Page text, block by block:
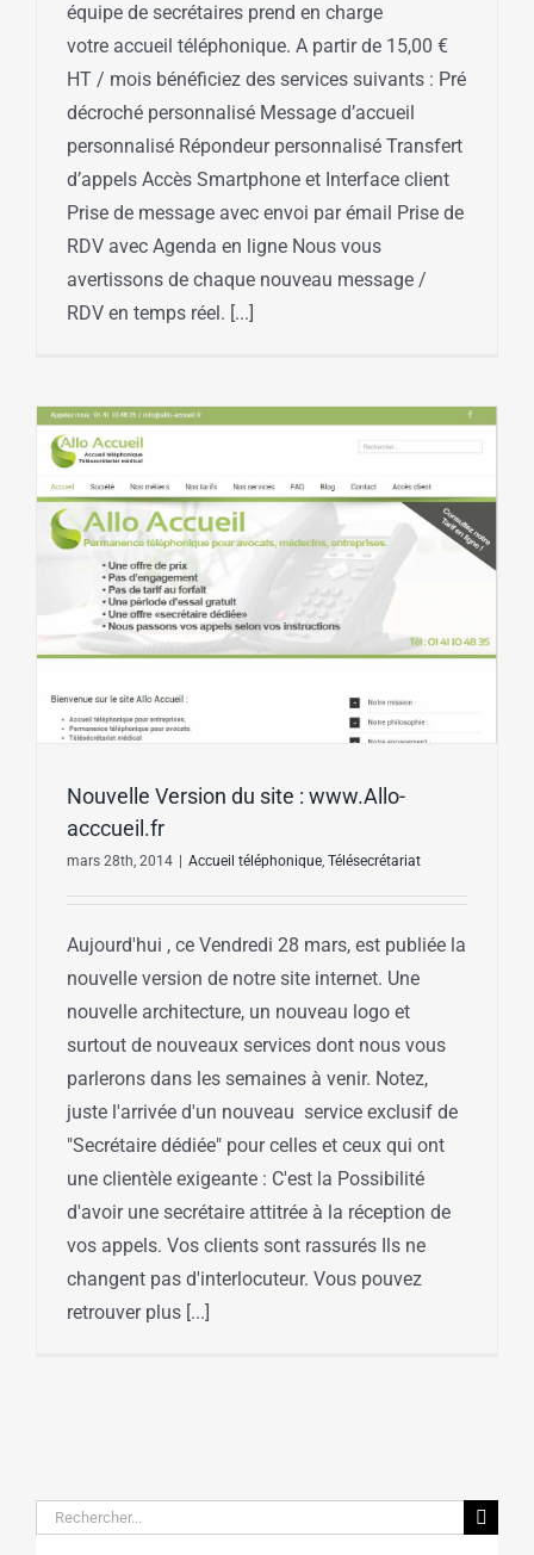
équipe de secrétaires prend en charge
votre accueil téléphonique. A partir de 15,00 €
HT / mois bénéficiez des services suivants : Pré
décroché personnalisé Message d’accueil
personnalisé Répondeur personnalisé Transfert
d’appels Accès Smartphone et Interface client
Prise de message avec envoi par émail Prise de
RDV avec Agenda en ligne Nous vous
avertissons de chaque nouveau message /
RDV en temps réel. [...]
Nouvelle Version du site : www.Allo-
acccueil.fr
mars 28th, 2014 Accueil téléphonique, Télésecrétariat
Aujourd'hui , ce Vendredi 28 mars, est publiée la
nouvelle version de notre site internet. Une
nouvelle architecture, un nouveau logo et
surtout de nouveaux services dont nous vous
parlerons dans les semaines à venir. Notez,
juste l'arrivée d'un nouveau service exclusif de
"Secrétaire dédiée" pour celles et ceux qui ont
une clientèle exigeante : C'est la Possibilité
d'avoir une secrétaire attitrée à la réception de
vos appels. Vos clients sont rassurés Ils ne
changent pas d'interlocuteur. Vous pouvez
retrouver plus [...]
Rechercher: